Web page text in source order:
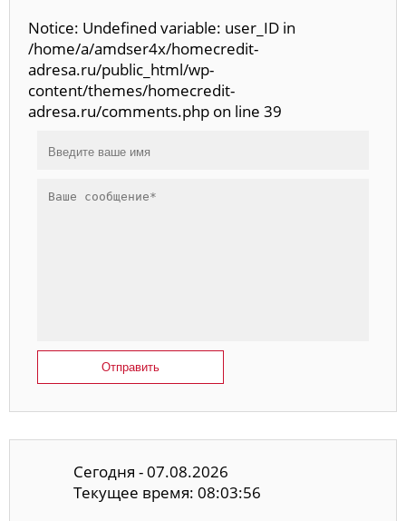
Notice: Undefined variable: user_ID in
/home/a/amdser4x/homecredit-
adresa.ru/public_html/wp-
content/themes/homecredit-
adresa.ru/comments.php on line 39
Отправить
Сегодня - 07.08.2026
Текущее время: 08:03:56